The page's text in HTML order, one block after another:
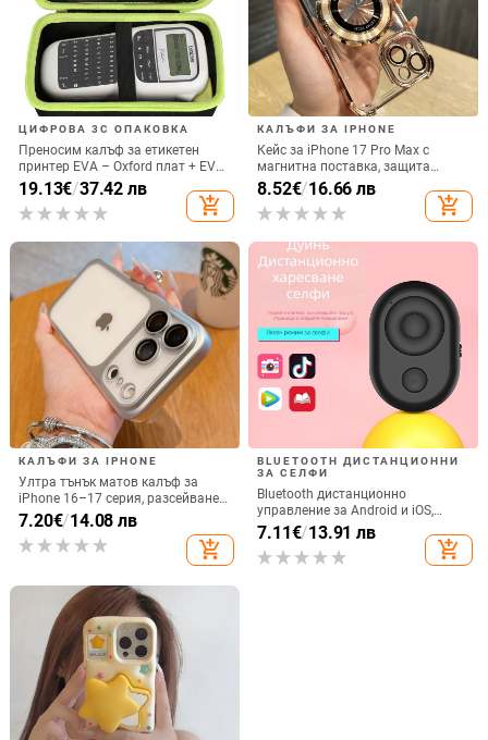
ЦИФРОВА 3C ОПАКОВКА
Преносим калъф за етикетен
принтер EVA – Oxford плат + EVA,
горещо пресовано EVA и шиене,
товароподемност 10 кг
19.13€/37.42 лв
add_shopping_cart
КАЛЪФИ ЗА IPHONE
Кейс за iPhone 17 Pro Max с
магнитна поставка, защита
срещу изпускане на четирите
ъгъла, акрилен корпус с
електроплатиран финиш
8.52€/16.66 лв
add_shopping_cart
КАЛЪФИ ЗА IPHONE
Ултра тънък матов калъф за
iPhone 16–17 серия, разсейване
на топлината, пълно покритие,
удароустойчив и устойчив на
отпечатъци
7.20€/14.08 лв
add_shopping_cart
BLUETOOTH ДИСТАНЦИОННИ
ЗА СЕЛФИ
Bluetooth дистанционно
управление за Android и iOS,
универсално за снимки и
видеозаписи, модел 6-key tremolo,
Vernon, ABS материал, тегло 15 g
7.11€/13.91 лв
add_shopping_cart